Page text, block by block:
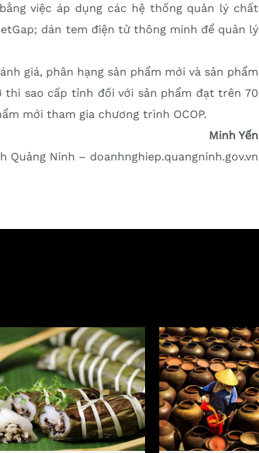
việc áp dụng các hệ thống quản lý chất
dán tem điện tử thông minh để quản lý
giá, phân hạng sản phẩm mới và sản phẩm
sao cấp tỉnh đối với sản phẩm đạt trên 70
mới tham gia chương trình OCOP.
Minh Yến
Qu​ảng Ninh – doanhnghiep.quangninh.gov.vn